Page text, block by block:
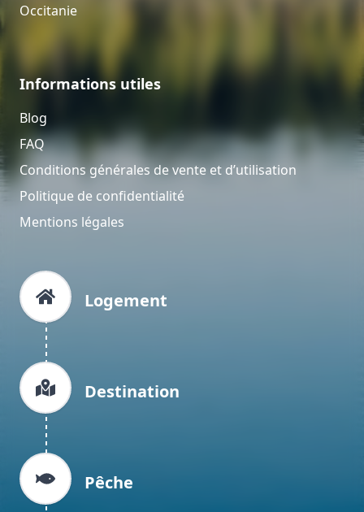
Occitanie
Informations utiles
Blog
FAQ
Conditions générales de vente et d’utilisation
Politique de confidentialité
Mentions légales
Logement
Destination
Pêche